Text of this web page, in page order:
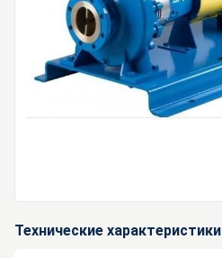
Технические характеристики